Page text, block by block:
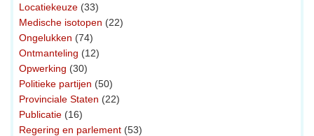
Locatiekeuze (33)
Medische isotopen (22)
Ongelukken (74)
Ontmanteling (12)
Opwerking (30)
Politieke partijen (50)
Provinciale Staten (22)
Publicatie (16)
Regering en parlement (53)